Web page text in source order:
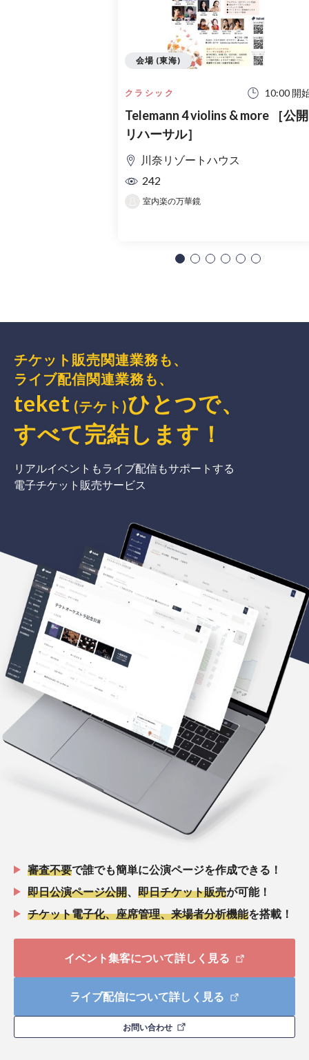
クラシック 10:00 開
Telemann 4 violins & more ［公開
リハーサル］
川奈リゾートハウス
242
室内楽の万華鏡
会場 (東海)
チケット販売関連業務も、
ライブ配信関連業務も、
teket (テケト)ひとつで、
すべて完結 します ！
リアルイベントもライブ配信もサポートする
電子チケット販売サービス
審査不要で誰でも簡単に公演ページを作成できる！
即日公演ページ公開
即日チケット販売が可能！
チケット電子化、座席管理、来場者分析機能を搭載！
イベント集客について詳しく見る
ライブ配信について詳しく見る
お問い合わせ